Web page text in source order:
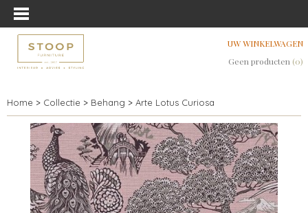
UW WINKELWAGEN
Geen producten (0)
Home > Collectie > Behang > Arte Lotus Curiosa